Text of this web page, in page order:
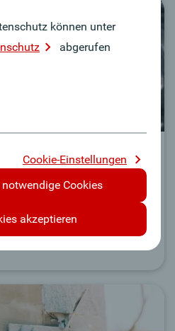
bietet viele Vorteile.
können unter
abgerufen
Cookie-Einstellungen
Cookies
akzeptieren